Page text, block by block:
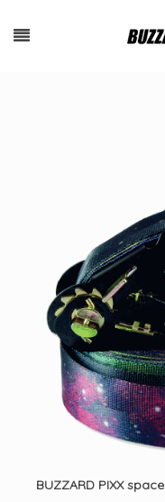
BUZZARD PIXX